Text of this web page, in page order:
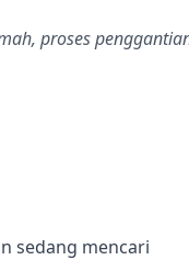
proses
sedang mencari